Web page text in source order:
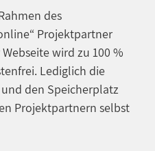
des
Projektpartner
wird zu 100 %
Lediglich die
den Speicherplatz
Projektpartnern selbst